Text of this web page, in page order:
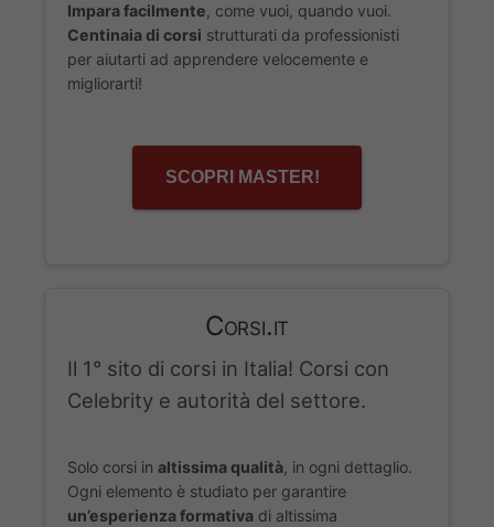
Impara facilmente, come vuoi, quando vuoi.
Centinaia di corsi strutturati da professionisti
per aiutarti ad apprendere velocemente e
migliorarti!
SCOPRI MASTER!
Corsi.it
Il 1° sito di corsi in Italia! Corsi con
Celebrity e autorità del settore.
Solo corsi in altissima qualità, in ogni dettaglio.
Ogni elemento è studiato per garantire
un’esperienza formativa di altissima